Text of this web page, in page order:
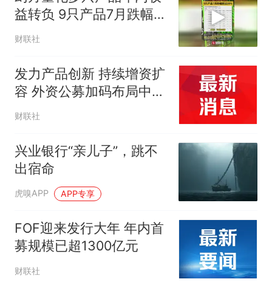
益转负 9只产品7月跌幅超
过20%
财联社
发力产品创新 持续增资扩
容 外资公募加码布局中国
资产
财联社
兴业银行“亲儿子”，跳不
出宿命
虎嗅APP APP专享
FOF迎来发行大年 年内首
募规模已超1300亿元
财联社